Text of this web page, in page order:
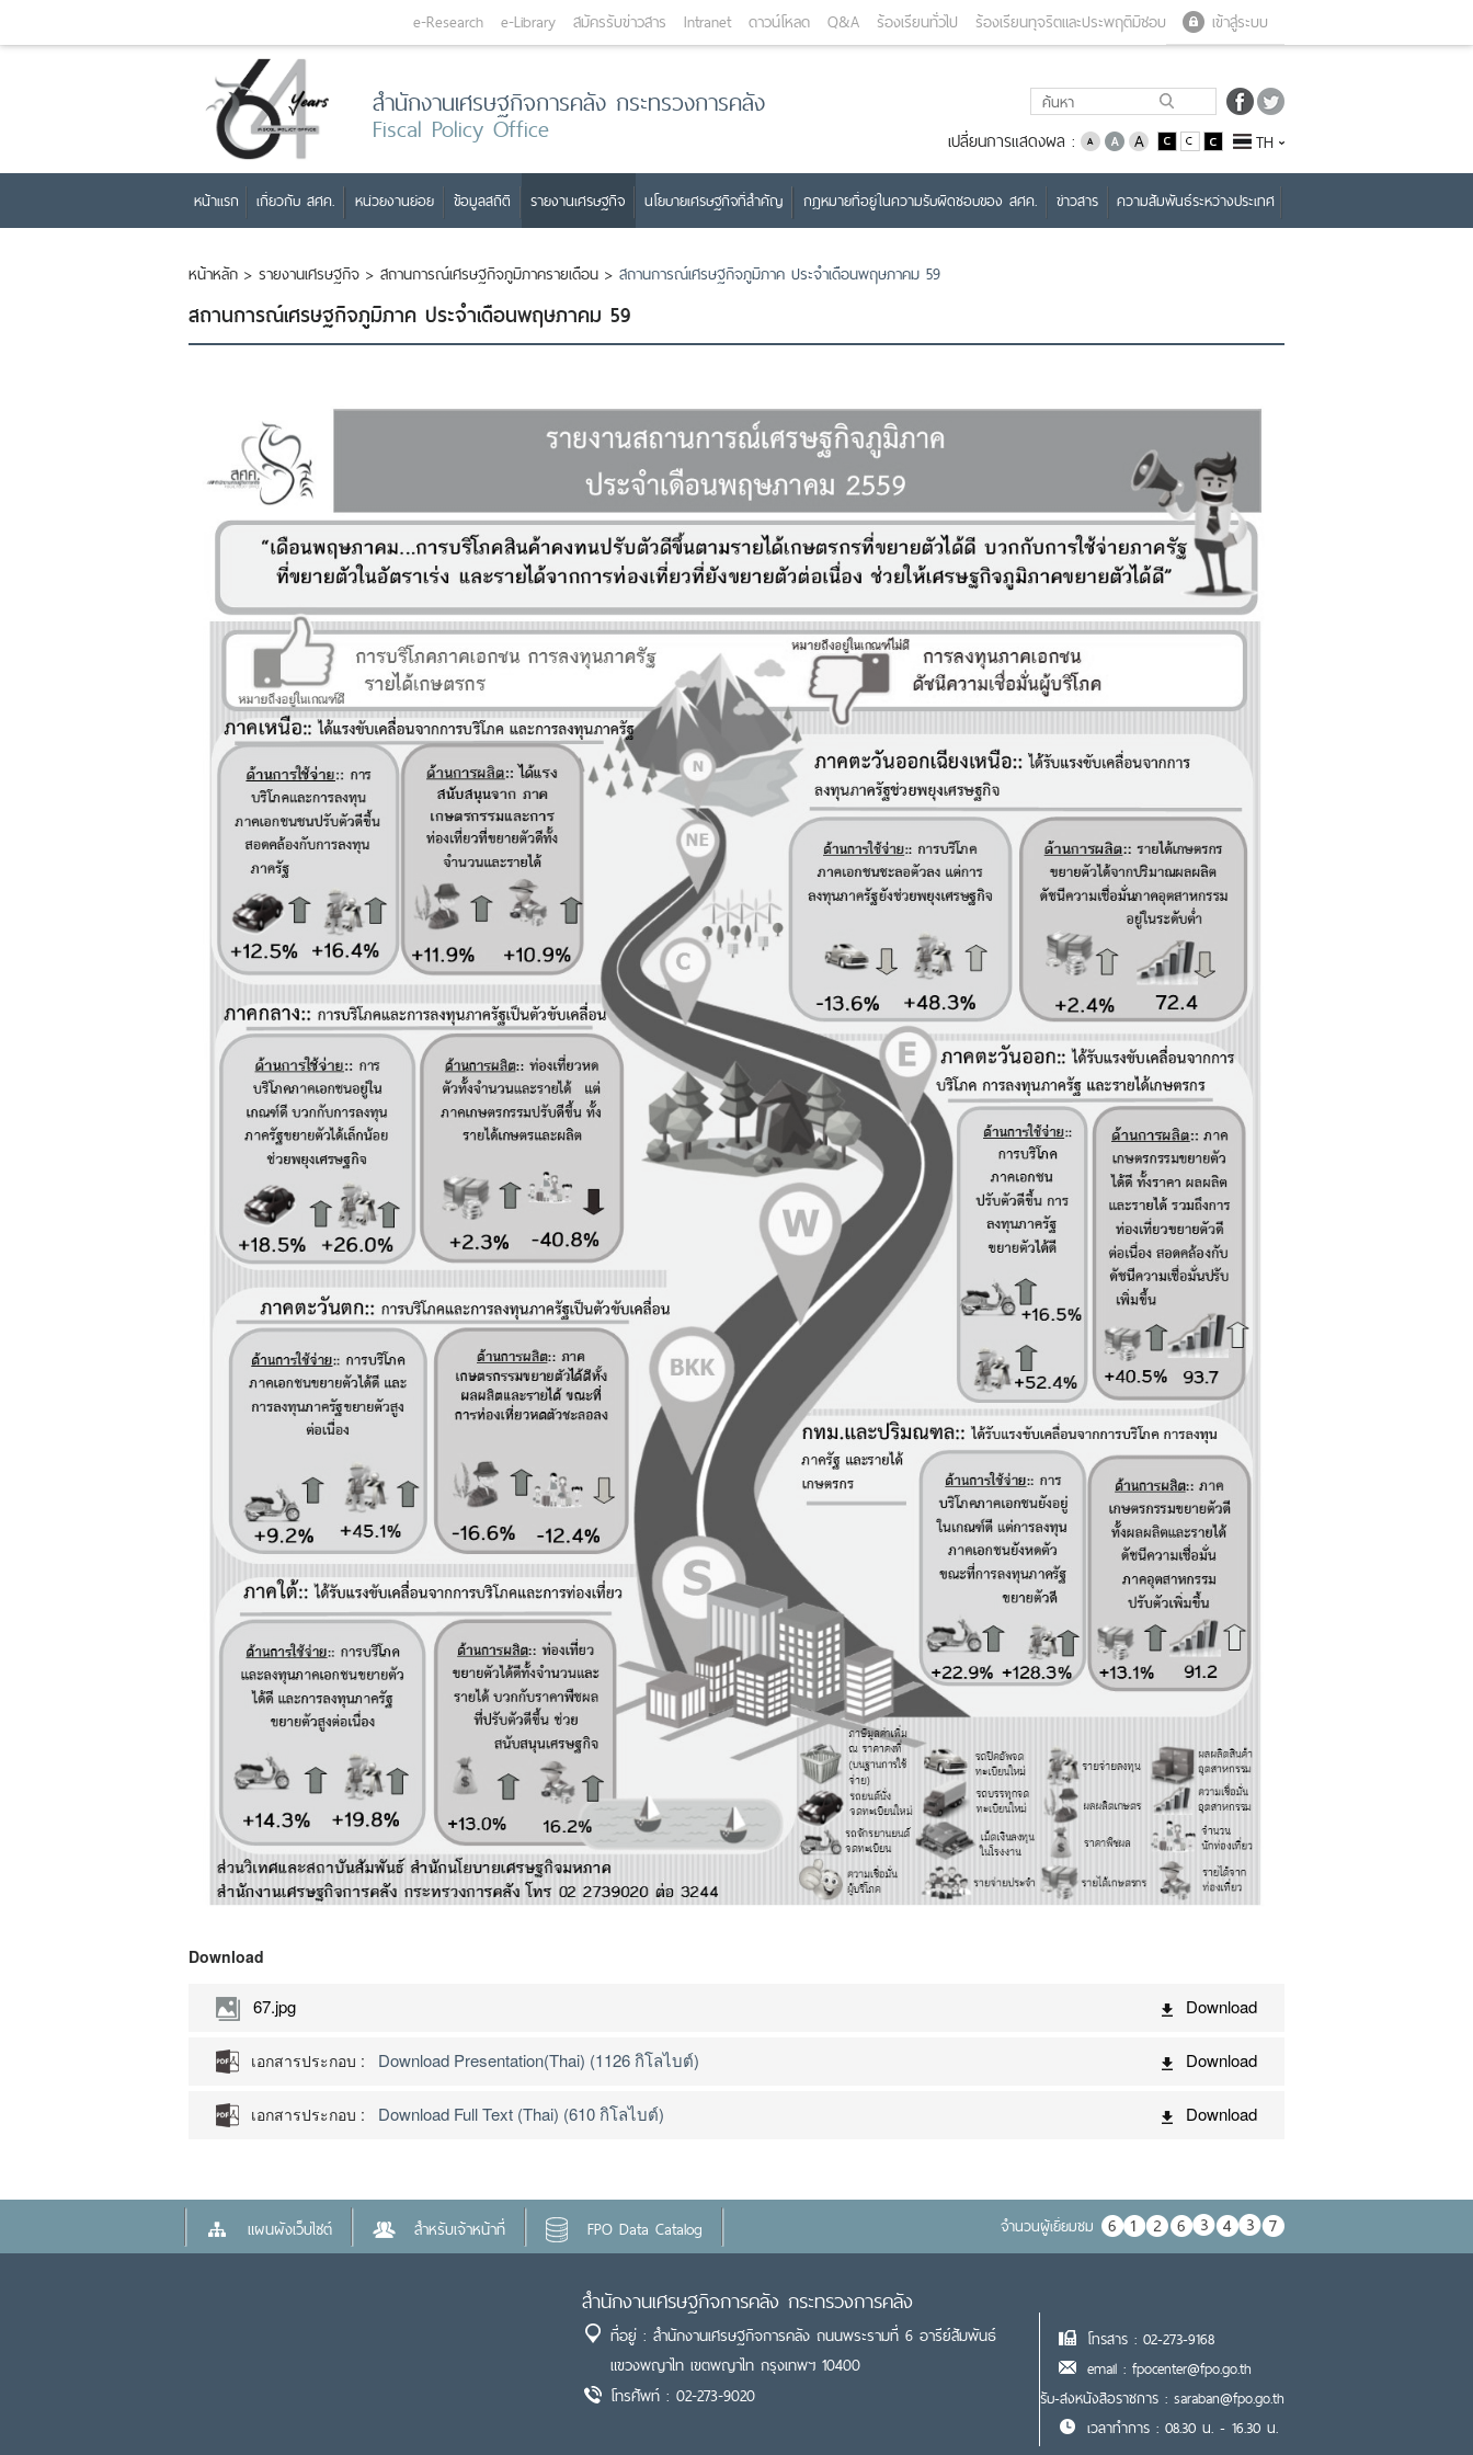
เข้าสู่ระบบ
e-Research e-Library สมัครรับข่าวสาร Intranet ดาวน์โหลด Q&A ร้องเรียนทั่วไป ร้องเรียนทุจริตและประพฤติมิชอบ
สำนักงานเศรษฐกิจการคลัง กระทรวงการคลัง
Fiscal Policy Office เปลี่ยนการแสดงผล : TH
หน้าแรก เกี่ยวกับ สศค. หน่วยงานย่อย ข้อมูลสถิติ รายงานเศรษฐกิจ นโยบายเศรษฐกิจที่สำคัญ กฎหมายที่อยู่ในความรับผิดชอบของ สศค. ข่าวสาร ความสัมพันธ์ระหว่างประเทศ
หน้าหลัก > รายงานเศรษฐกิจ > สถานการณ์เศรษฐกิจภูมิภาครายเดือน > สถานการณ์เศรษฐกิจภูมิภาค ประจำเดือนพฤษภาคม 59
สถานการณ์เศรษฐกิจภูมิภาค ประจำเดือนพฤษภาคม 59
Download
67.jpg Download
เอกสารประกอบ : Download Presentation(Thai) (1126 กิโลไบต์) Download
เอกสารประกอบ : Download Full Text (Thai) (610 กิโลไบต์) Download
แผนผังเว็บไซต์ สำหรับเจ้าหน้าที่ FPO Data Catalog จำนวนผู้เยื่ยมชม
สำนักงานเศรษฐกิจการคลัง กระทรวงการคลัง
ที่อยู่ : สำนักงานเศรษฐกิจการคลัง ถนนพระรามที่ 6 อารีย์สัมพันธ์
แขวงพญาไท เขตพญาไท กรุงเทพฯ 10400
โทรศัพท์ : 02-273-9020
โทรสาร : 02-273-9168
email : fpocenter@fpo.go.th
รับ-ส่งหนังสือราชการ : saraban@fpo.go.th
เวลาทำการ : 08.30 น. - 16.30 น.